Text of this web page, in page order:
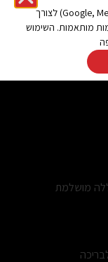
יותר
מושלמת
אתר זה עושה שימוש בקובצי Cookies ובפיקסלים (Google, Meta) לצורך
מותאמות. השימוש